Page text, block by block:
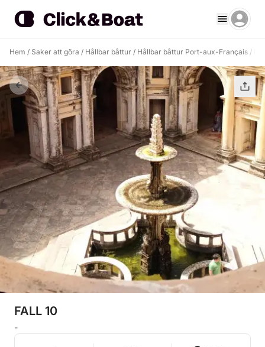
Hem / Saker att göra / Hållbar båttur / Hållbar båttur Port-aux-Français /
FALL 10
-